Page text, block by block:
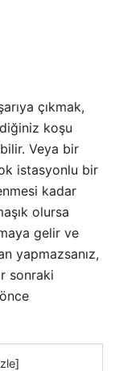
çıkmak,
koşu
Veya bir
istasyonlu bir
kadar
olursa
gelir ve
yapmazsanız,
sonraki
]